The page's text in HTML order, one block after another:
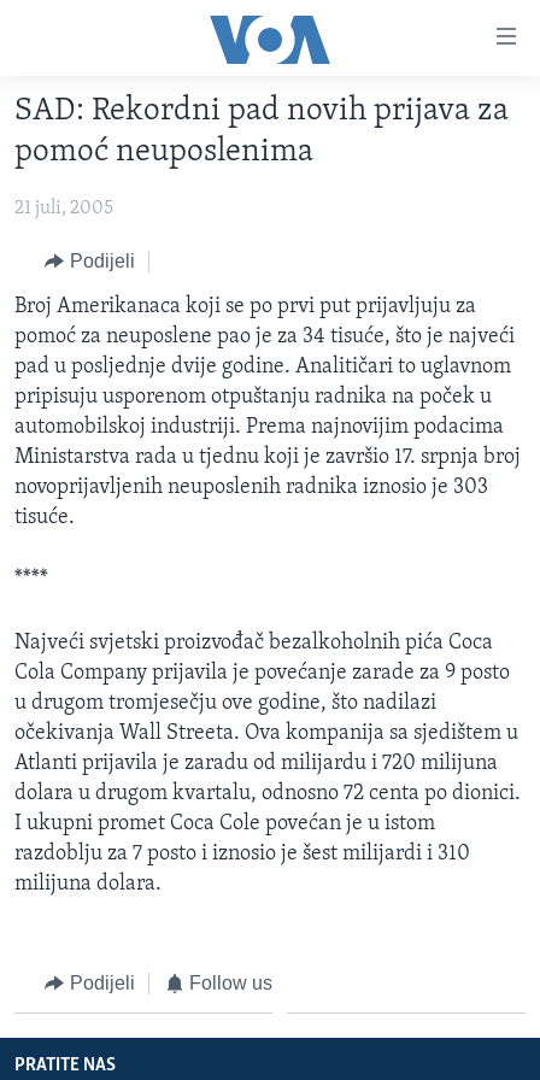
glavni
sadržaj
Pređi
na
navigaciju
Idi
na
pretragu
VIDEO
FOTOGRAFIJE DANA
VIJESTI
SJEDINJENE AMERIČKE DRŽAVE
BOSNA I HERCEGOVINA
SVIJET
NAUKA I TEHNOLOGIJA
SPECIJALNI PROJEKTI
KORUPCIJA
SLOBODA MEDIJA
ŽENSKA STRANA
IZBJEGLIČKA STRANA
MAGAZIN
Learning English
PRATITE NAS
Jezici
SAD: Rekordni pad novih prijava za
pomoć neuposlenima
21 juli, 2005
Podijeli
Broj Amerikanaca koji se po prvi put prijavljuju za
pomoć za neuposlene pao je za 34 tisuće, što je najveći
pad u posljednje dvije godine. Analitičari to uglavnom
pripisuju usporenom otpuštanju radnika na poček u
automobilskoj industriji. Prema najnovijim podacima
Ministarstva rada u tjednu koji je završio 17. srpnja broj
novoprijavljenih neuposlenih radnika iznosio je 303
tisuće.
****
Najveći svjetski proizvođač bezalkoholnih pića Coca
Cola Company prijavila je povećanje zarade za 9 posto
u drugom tromjesečju ove godine, što nadilazi
očekivanja Wall Streeta. Ova kompanija sa sjedištem u
Atlanti prijavila je zaradu od milijardu i 720 milijuna
dolara u drugom kvartalu, odnosno 72 centa po dionici.
I ukupni promet Coca Cole povećan je u istom
razdoblju za 7 posto i iznosio je šest milijardi i 310
milijuna dolara.
Podijeli Follow us
PRATITE NAS